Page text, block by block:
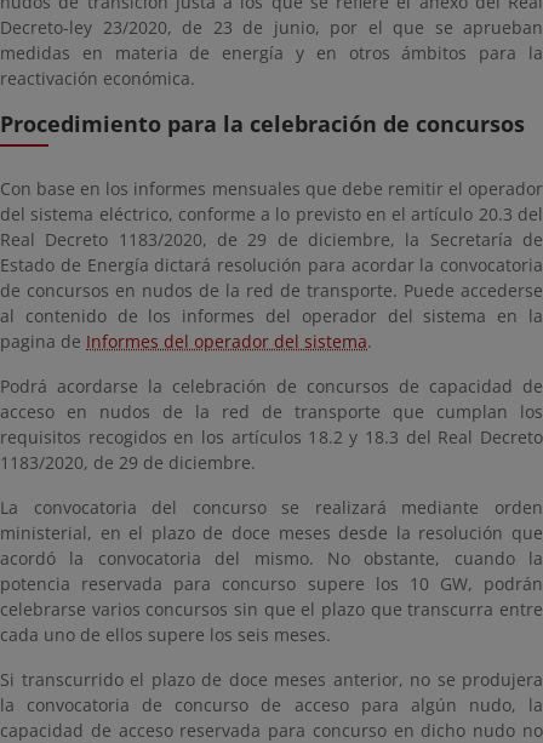
Decreto-ley 23/2020, de 23 de junio, por el que se aprueban
medidas en materia de energía y en otros ámbitos para la
reactivación económica.
Procedimiento para la celebración de concursos
Con base en los informes mensuales que debe remitir el operador
del sistema eléctrico, conforme a lo previsto en el artículo 20.3 del
Real Decreto 1183/2020, de 29 de diciembre, la Secretaría de
Estado de Energía dictará resolución para acordar la convocatoria
de concursos en nudos de la red de transporte. Puede accederse
al contenido de los informes del operador del sistema en la
pagina de Informes del operador del sistema.
Podrá acordarse la celebración de concursos de capacidad de
acceso en nudos de la red de transporte que cumplan los
requisitos recogidos en los artículos 18.2 y 18.3 del Real Decreto
1183/2020, de 29 de diciembre.
La convocatoria del concurso se realizará mediante orden
ministerial, en el plazo de doce meses desde la resolución que
acordó la convocatoria del mismo. No obstante, cuando la
potencia reservada para concurso supere los 10 GW, podrán
celebrarse varios concursos sin que el plazo que transcurra entre
cada uno de ellos supere los seis meses.
Si transcurrido el plazo de doce meses anterior, no se produjera
la convocatoria de concurso de acceso para algún nudo, la
capacidad de acceso reservada para concurso en dicho nudo no